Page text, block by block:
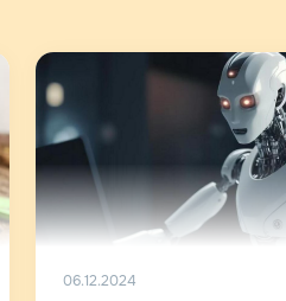
06.12.2024